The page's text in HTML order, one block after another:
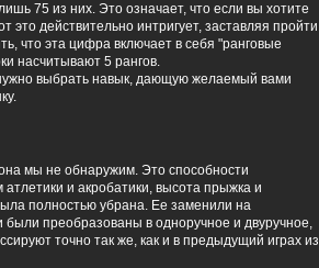
75 из них. Это означает, что если вы хотите
это действительно интригует, заставляя пройти
что эта цифра включает в себя "ранговые
насчитывают 5 рангов.
выбрать навык, дающую желаемый вами
мы не обнаружим. Это способности
и акробатики, высота прыжка и
полностью убрана. Ее заменили на
были преобразованы в одноручное и двуручное,
точно так же, как и в предыдущий играх из